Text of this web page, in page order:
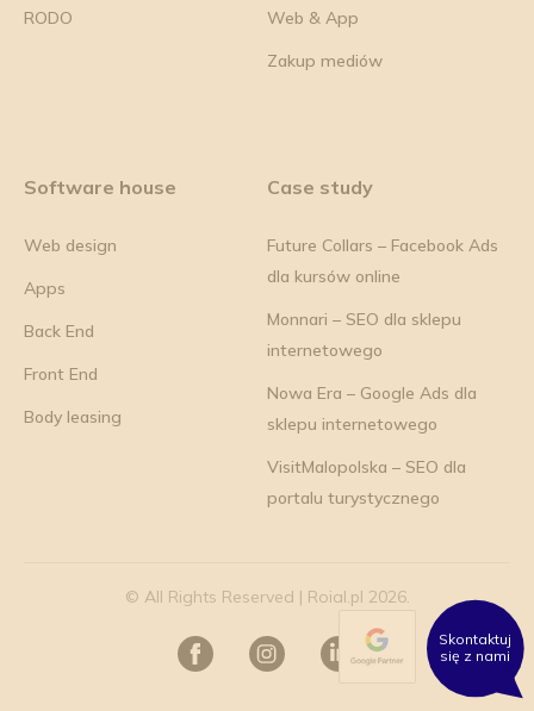
RODO
Web & App
Zakup mediów
Software house
Web design
Apps
Back End
Front End
Body leasing
Case study
Future Collars – Facebook Ads
dla kursów online
Monnari – SEO dla sklepu
internetowego
Nowa Era – Google Ads dla
sklepu internetowego
VisitMalopolska – SEO dla
portalu turystycznego
© All Rights Reserved | Roial.pl 2026.
Skontaktuj
się z nami